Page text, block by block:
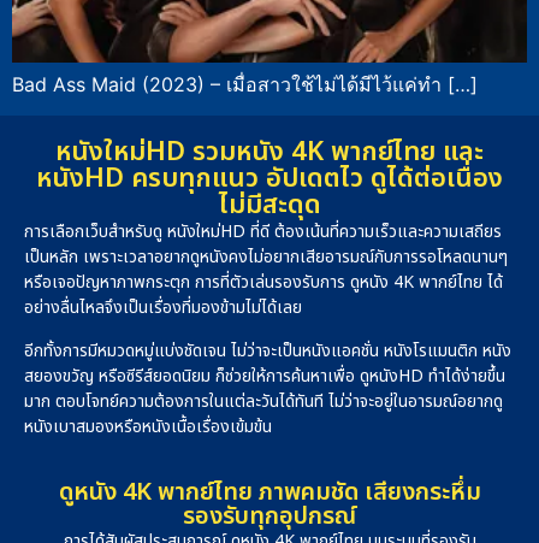
Bad Ass Maid (2023) – เมื่อสาวใช้ไม่ได้มีไว้แค่ทำ […]
หนังใหม่HD รวมหนัง 4K พากย์ไทย และ
หนังHD ครบทุกแนว อัปเดตไว ดูได้ต่อเนื่อง
ไม่มีสะดุด
การเลือกเว็บสำหรับดู หนังใหม่HD ที่ดี ต้องเน้นที่ความเร็วและความเสถียร
เป็นหลัก เพราะเวลาอยากดูหนังคงไม่อยากเสียอารมณ์กับการรอโหลดนานๆ
หรือเจอปัญหาภาพกระตุก การที่ตัวเล่นรองรับการ ดูหนัง 4K พากย์ไทย ได้
อย่างลื่นไหลจึงเป็นเรื่องที่มองข้ามไม่ได้เลย
อีกทั้งการมีหมวดหมู่แบ่งชัดเจน ไม่ว่าจะเป็นหนังแอคชั่น หนังโรแมนติก หนัง
สยองขวัญ หรือซีรีส์ยอดนิยม ก็ช่วยให้การค้นหาเพื่อ ดูหนังHD ทำได้ง่ายขึ้น
มาก ตอบโจทย์ความต้องการในแต่ละวันได้ทันที ไม่ว่าจะอยู่ในอารมณ์อยากดู
หนังเบาสมองหรือหนังเนื้อเรื่องเข้มข้น
ดูหนัง 4K พากย์ไทย ภาพคมชัด เสียงกระหึ่ม
รองรับทุกอุปกรณ์